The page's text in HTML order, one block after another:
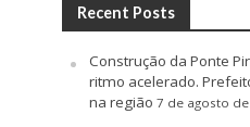
Recent Posts
Construção da Ponte
ritmo acelerado.
na região 7 de agosto